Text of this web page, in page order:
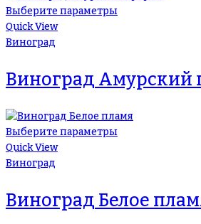
Выберите параметры
Quick View
Виноград
Виноград Амурский
Выберите параметры
Quick View
Виноград
Виноград Белое